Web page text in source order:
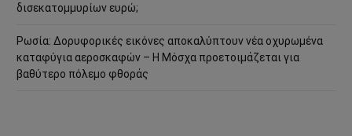
δισεκατομμυρίων ευρώ;
Ρωσία: Δορυφορικές εικόνες αποκαλύπτουν νέα οχυρωμένα
καταφύγια αεροσκαφών – Η Μόσχα προετοιμάζεται για
βαθύτερο πόλεμο φθοράς